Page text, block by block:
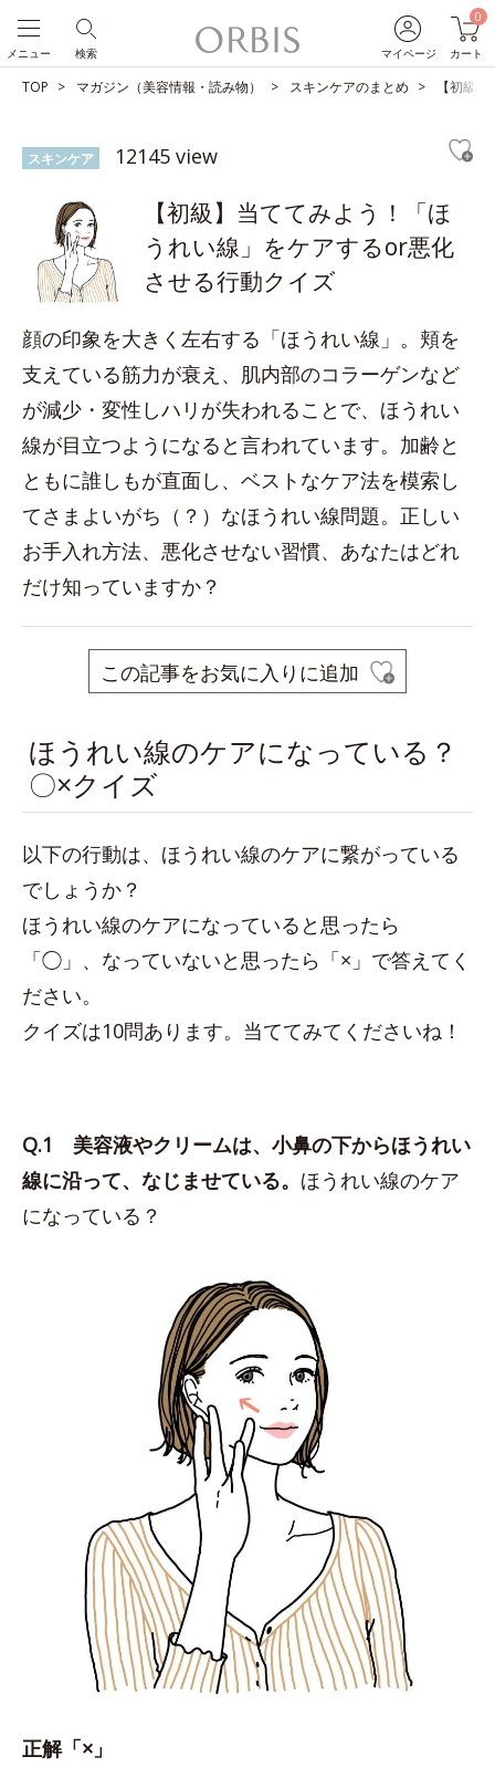
マイページ
0
カート
検索
メニュー
TOP マガジン（美容情報・読み物） スキンケアのまとめ 【初級
スキンケア 12145 view
【初級】当ててみよう！「ほ
うれい線」をケアするor悪化
させる行動クイズ
顔の印象を大きく左右する「ほうれい線」。頬を
支えている筋力が衰え、肌内部のコラーゲンなど
が減少・変性しハリが失われることで、ほうれい
線が目立つようになると言われています。加齢と
ともに誰しもが直面し、ベストなケア法を模索し
てさまよいがち（？）なほうれい線問題。正しい
お手入れ方法、悪化させない習慣、あなたはどれ
だけ知っていますか？
この記事をお気に入りに追加
ほうれい線のケアになっている？
〇×クイズ
以下の行動は、ほうれい線のケアに繋がっている
でしょうか？
ほうれい線のケアになっていると思ったら
「◯」、なっていないと思ったら「×」で答えてく
ださい。
クイズは10問あります。当ててみてくださいね！
Q.1 美容液やクリームは、小鼻の下からほうれい
線に沿って、なじませている。 ほうれい線のケア
になっている？
正解「×」